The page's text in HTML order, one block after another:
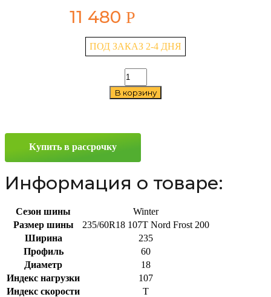
11 480 Р
ПОД ЗАКАЗ 2-4 ДНЯ
Количество
товара
Gislaved
235/60
107T
В корзину
Купить в рассрочку
Информация о товаре:
Сезон шины
Winter
Размер шины
235/60R18 107T Nord Frost 200
Ширина
235
Профиль
60
Диаметр
18
Индекс нагрузки
107
Индекс скорости
T